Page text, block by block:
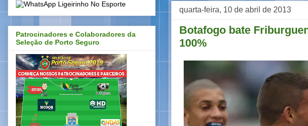
quarta-feira, 10 de abril de 2013
Botafogo bate
100%
Patrocinadores e Colaboradores da
Seleção de Porto Seguro